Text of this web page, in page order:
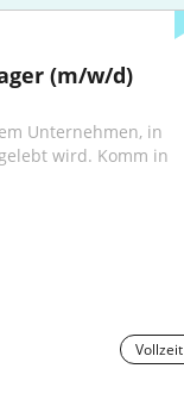
(m/w/d)
Unternehmen, in
wird. Komm in
Vollzeit